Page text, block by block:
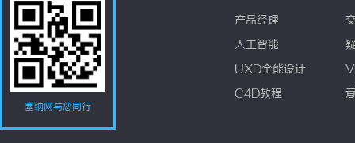
塞纳网与您同行
产品经理
人工智能
UXD全能设计
C4D教程